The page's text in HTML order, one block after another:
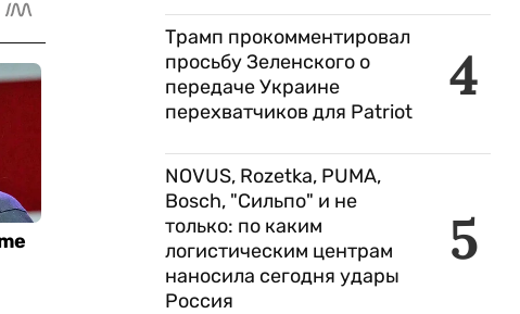
4
Трамп прокомментировал
просьбу Зеленского о
передаче Украине
перехватчиков для Patriot
5
NOVUS, Rozetka, PUMA,
Bosch, "Сильпо" и не
только: по каким
логистическим центрам
наносила сегодня удары
Россия